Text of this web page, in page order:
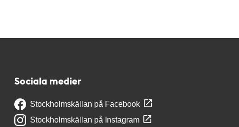
Sociala medier
Stockholmskällan på Facebook
Stockholmskällan på Instagram